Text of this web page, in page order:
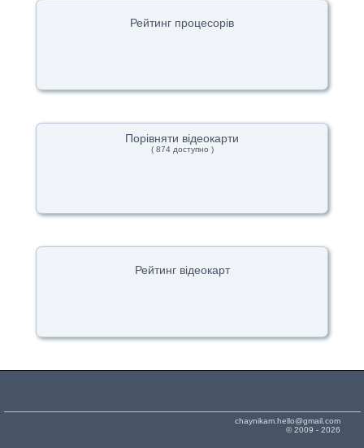
Рейтинг процесорів
Порівняти відеокарти
( 874 доступно )
Рейтинг відеокарт
chaynikam.hello@gmail.com
© 2009 - 2026